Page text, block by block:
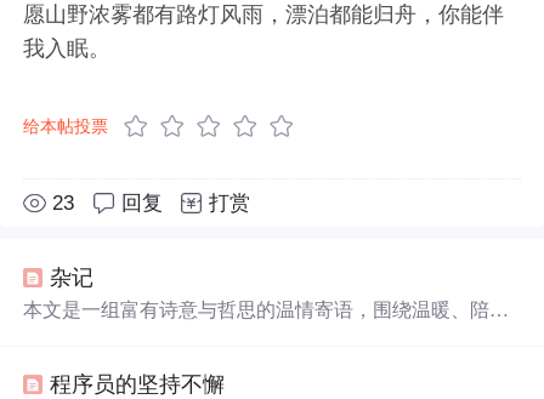
愿山野浓雾都有路灯风雨，漂泊都能归舟，你能伴
我入眠。
给本帖投票
23 回复 打赏
杂记
本文是一组富有诗意与哲思的温情寄语，围绕温暖、陪伴
求与价值期许，体现对真挚关系、自我和解及生命意义的
程序员的坚持不懈